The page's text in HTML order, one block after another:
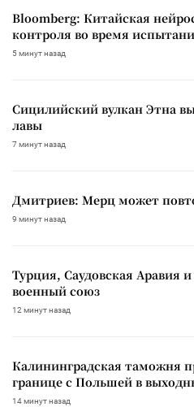
Bloomberg: Китайская
контроля во время
5 минут назад
Сицилийский вулкан Этна
лавы
7 минут назад
Дмитриев: Мерц может
9 минут назад
Турция, Саудовская Аравия
военный союз
12 минут назад
Калининградская таможня
границе с Польшей в
14 минут назад